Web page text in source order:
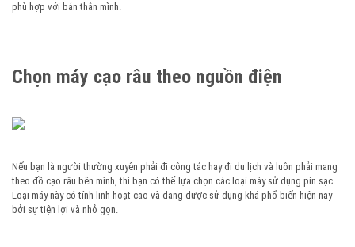
phù hợp với bản thân mình.
Chọn máy cạo râu theo nguồn điện
Nếu bạn là người thường xuyên phải đi công tác hay đi du lịch và luôn phải mang
theo đồ cạo râu bên mình, thì bạn có thể lựa chọn các loại máy sử dụng pin sạc.
Loại máy này có tính linh hoạt cao và đang được sử dụng khá phổ biến hiện nay
bởi sự tiện lợi và nhỏ gọn.